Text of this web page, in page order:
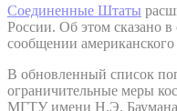
Соединенные Штаты
России. Об этом сказано
сообщении
В обновленный список
ограничительные меры
МГТУ имени Н.Э.